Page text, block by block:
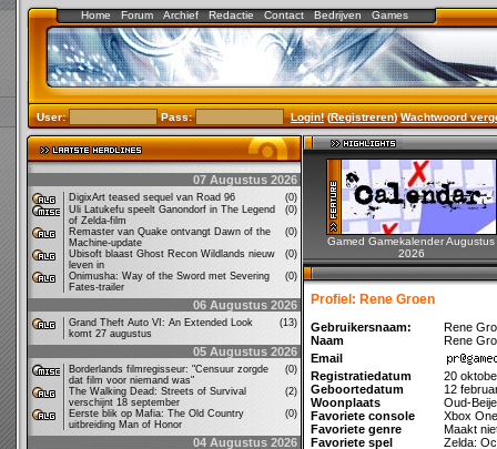
Home Forum Archief Redactie Contact Bedrijven Games
User: Pass: Login!(Registreren)Wachtwoord
07 Augustus 2026
DigixArt teased sequel van Road 96
(0)
Uli Latukefu speelt Ganondorf in The Legend
of Zelda-film
(0)
Remaster van Quake ontvangt Dawn of the
Machine-update
(0)
Ubisoft blaast Ghost Recon Wildlands nieuw
leven in
(0)
Onimusha: Way of the Sword met Severing
Fates-trailer
(0)
06 Augustus 2026
Grand Theft Auto VI: An Extended Look
komt 27 augustus
(13)
05 Augustus 2026
Borderlands filmregisseur: "Censuur zorgde
dat film voor niemand was"
(0)
The Walking Dead: Streets of Survival
verschijnt 18 september
(2)
Eerste blik op Mafia: The Old Country
uitbreiding Man of Honor
(0)
04 Augustus 2026
Gamed Gamekalender Augustus
2026
Profiel: Rene Groen
Gebruikersnaam:
Rene
Naam
Rene
Email
Registratiedatum
20
Geboortedatum
12
Woonplaats
Oud-
Favoriete console
Xbox
Favoriete genre
Maakt
Favoriete spel
Zelda: